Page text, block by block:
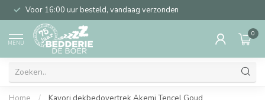
Voor 16:00 uur besteld, vandaag verzonden
MENU
0